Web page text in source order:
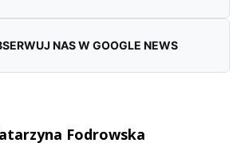
NAS W GOOGLE NEWS
Fodrowska